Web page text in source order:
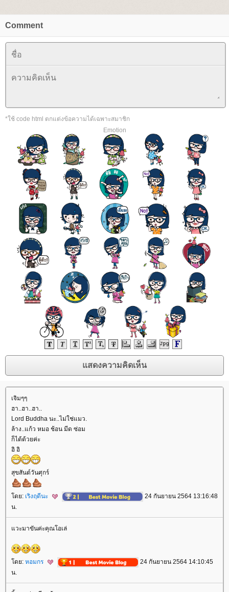
Comment
*ใช้ code html ตกแต่งข้อความได้เฉพาะสมาชิก
Emotion
เจิมๆๆ
ฮา..ฮา..ฮา..
Lord Buddha นะ..ไม่ใช่แมว.
ล้าง..แก้ว หมอ ช้อน มีด ซ่อม
ก็ได้ด้วยค่ะ
อิ อิ
สุขสันต์วันศุกร์
ดย: เริงฤดีนะ
24 กันยายน 2564 13:16:48
น.
วะมาขันค่ะคุณโอเล่
ดย: หอมกร
24 กันยายน 2564 14:10:45
น.